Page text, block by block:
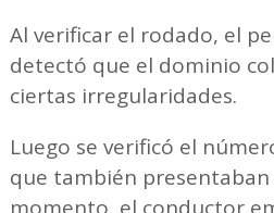
Al verificar el rodado, el
detectó que el dominio
ciertas irregularidades.
Luego se verificó el
que también presentaban